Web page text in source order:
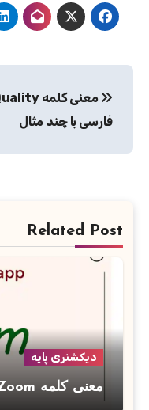
نوشته
فارسی با چند مثال
Related Post
دیکشنری پایه
معنی کلمه Zoom به فارسی با چند مثال